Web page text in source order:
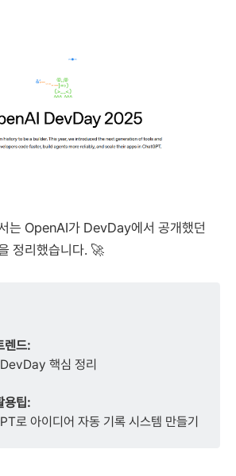
는 OpenAI가 DevDay에서 공개했던
정리했습니다. 🚀
렌드:
핵심 정리
용팁:
로 아이디어 자동 기록 시스템 만들기